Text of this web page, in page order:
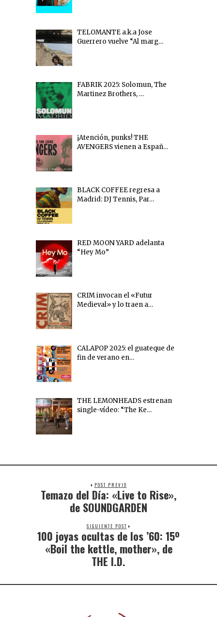
TELOMANTE a.k.a Jose
Guerrero vuelve “Al marg…
FABRIK 2025: Solomun, The
Martinez Brothers, …
¡Atención, punks! THE
AVENGERS vienen a Españ…
BLACK COFFEE regresa a
Madrid: DJ Tennis, Par…
RED MOON YARD adelanta
“Hey Mo”
CRIM invocan el «Futur
Medieval» y lo traen a…
CALAPOP 2025: el guateque de
fin de verano en…
THE LEMONHEADS estrenan
single-vídeo: “The Ke…
POST PREVIO
Temazo del Día: «Live to Rise»,
de SOUNDGARDEN
SIGUIENTE POST
100 joyas ocultas de los ’60: 15º
«Boil the kettle, mother», de
THE I.D.